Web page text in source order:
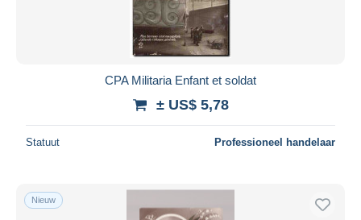
CPA Militaria Enfant et soldat
± US$ 5,78
Statuut Professioneel handelaar
Nieuw